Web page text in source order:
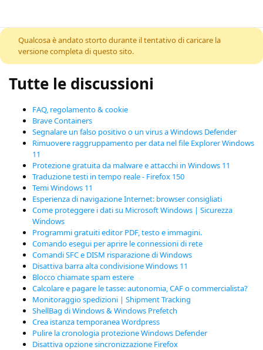
Skip to content
Qualcosa è andato storto durante il tentativo di caricare la
versione completa di questo sito.
Tutte le discussioni
FAQ, regolamento & cookie
Brave Containers
Segnalare un falso positivo o un virus a Windows Defender
Rimuovere raggruppamento per data nel file Explorer Windows
11
Protezione gratuita da malware e attacchi in Windows 11
Traduzione testi in tempo reale - Firefox 150
Temi Windows 11
Esperienza di navigazione Internet: browser consigliati
Come proteggere i dati su Microsoft Windows | Sicurezza
Windows
Programmi gratuiti editor PDF, testo e immagini.
Comando esegui per aprire le connessioni di rete
Comandi SFC e DISM risparazione di Windows
Disattiva barra alta condivisione Windows 11
Blocco chiamate spam estere
Calcolare e pagare le tasse: autonomia, CAF o commercialista?
Monitoraggio spedizioni | Shipment Tracking
ShellBag di Windows & Windows Prefetch
Crea istanza temporanea Wordpress
Pulire la cronologia protezione Windows Defender
Disattiva opzione sincronizzazione Firefox